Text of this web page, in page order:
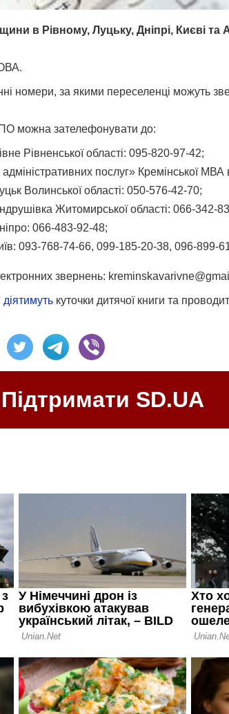
в Рівному, Луцьку, Дніпрі, Києві та
номери, за якими переселенці можуть
можна зателефонувати до:
Рівненської області: 095-820-97-42;
послуг» Кремінської МВА
Волинської області: 050-576-42-70;
Житомирської області: 066-342-
066-483-92-48;
093-768-74-66, 099-185-20-38, 096-899-
звернень:
діятимуть куточки дитячої книги та
Підтримати SD.UA